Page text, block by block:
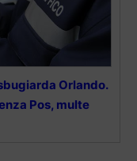
Orlando.
Pos, multe